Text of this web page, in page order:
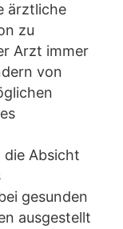
ärztliche
zu
Arzt immer
von
die Absicht
gesunden
ausgestellt